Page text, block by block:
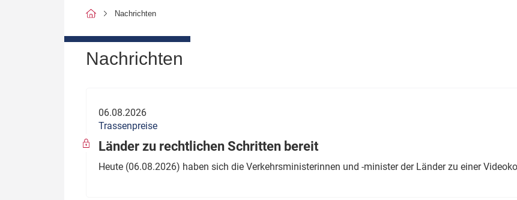
SPNV-Marktdaten
Politik
wen?
Nachrichten
Nachrichten
06.08.2026
Trassenpreise
Länder zu rechtlichen Schritten bereit
Heute (06.08.2026) haben sich die Verkehrsministerinnen und -minister der Länder zu einer